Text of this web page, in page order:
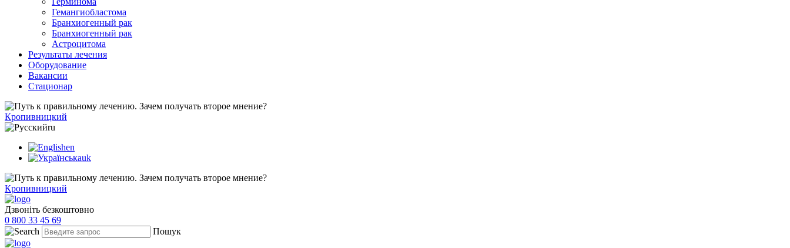
Гемангиобластома
Бранхиогенный рак
Бранхиогенный рак
Астроцитома
Результаты лечения
Оборудование
Вакансии
Стационар
Кропивницкий
ru
en
uk
Кропивницкий
Дзвоніть безкоштовно
0 800 33 45 69
Пошук